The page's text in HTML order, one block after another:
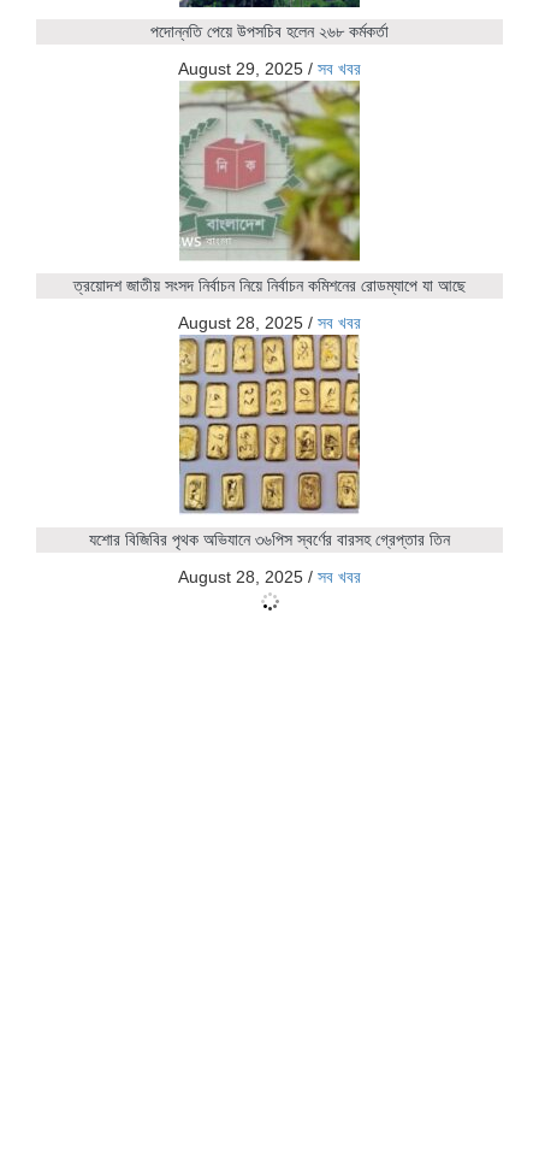
পদোন্নতি পেয়ে উপসচিব হলেন ২৬৮ কর্মকর্তা
August 29, 2025 / সব খবর
ত্রয়োদশ জাতীয় সংসদ নির্বাচন নিয়ে নির্বাচন কমিশনের রোডম্যাপে যা আছে
August 28, 2025 / সব খবর
যশোর বিজিবির পৃথক অভিযানে ৩৬পিস স্বর্ণের বারসহ গ্রেপ্তার তিন
August 28, 2025 / সব খবর